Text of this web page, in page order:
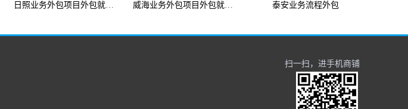
日照业务外包项目外包就选邦孚人力_全方位企业用工解决方案 威海业务外包项目外包就选邦孚人力_全方位企业用工解决方案 泰安业务流程外包
扫一扫，进手机商铺